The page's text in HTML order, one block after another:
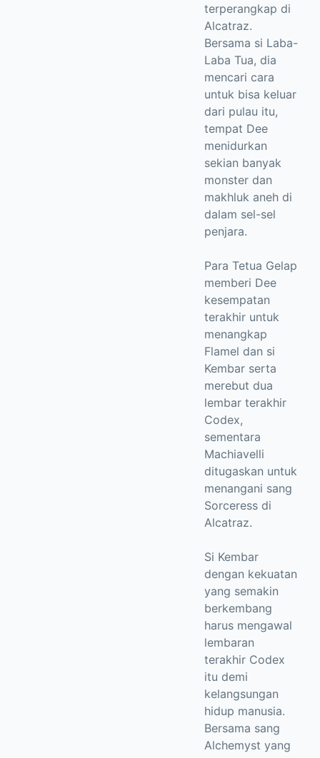
terperangkap di
Alcatraz.
Bersama si Laba-
Laba Tua, dia
mencari cara
untuk bisa keluar
dari pulau itu,
tempat Dee
menidurkan
sekian banyak
monster dan
makhluk aneh di
dalam sel-sel
penjara.
Para Tetua Gelap
memberi Dee
kesempatan
terakhir untuk
menangkap
Flamel dan si
Kembar serta
merebut dua
lembar terakhir
Codex,
sementara
Machiavelli
ditugaskan untuk
menangani sang
Sorceress di
Alcatraz.
Si Kembar
dengan kekuatan
yang semakin
berkembang
harus mengawal
lembaran
terakhir Codex
itu demi
kelangsungan
hidup manusia.
Bersama sang
Alchemyst yang